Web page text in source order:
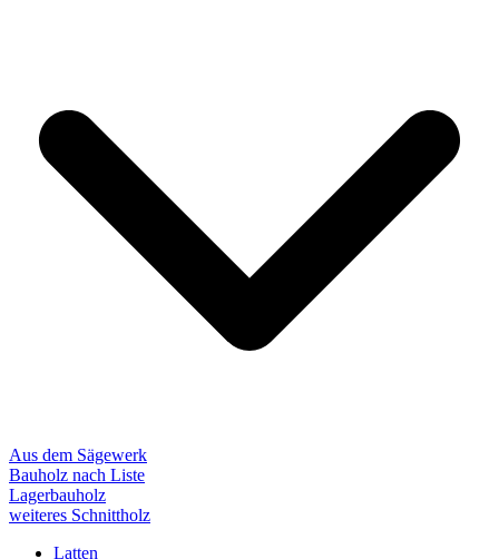
Aus dem Sägewerk
Bauholz nach Liste
Lagerbauholz
weiteres Schnittholz
Latten